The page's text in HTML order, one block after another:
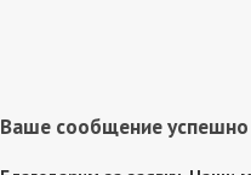
Ваше сообщение успешно